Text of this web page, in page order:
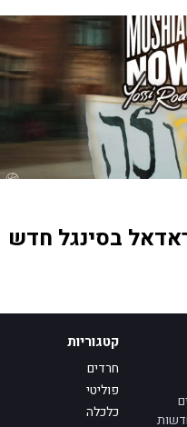
בסינגל חדש
קטגוריות
חרדים
פוליטי
כלכלה